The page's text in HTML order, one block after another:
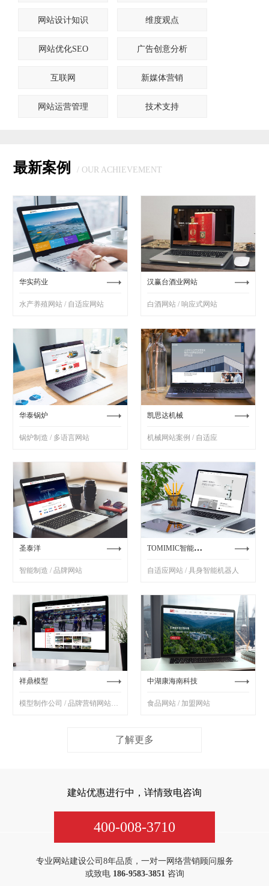
网站设计知识 维度观点
网站优化SEO 广告创意分析
互联网 新媒体营销
网站运营管理 技术支持
最新案例 / OUR ACHIEVEMENT
华实药业
水产养殖网站 / 自适应网站
汉赢台酒业网站
白酒网站 / 响应式网站
华泰锅炉
锅炉制造 / 多语言网站
凯思达机械
机械网站案例 / 自适应
圣泰洋
智能制造 / 品牌网站
TOMIMIC智能机器人
自适应网站 / 具身智能机器人
祥鼎模型
模型制作公司 / 品牌营销网站制作
中湖康海南科技
食品网站 / 加盟网站
了解更多
建站优惠进行中，详情致电咨询
400-008-3710
专业网站建设公司8年品质，一对一网络营销顾问服务
或致电 186-9583-3851咨询